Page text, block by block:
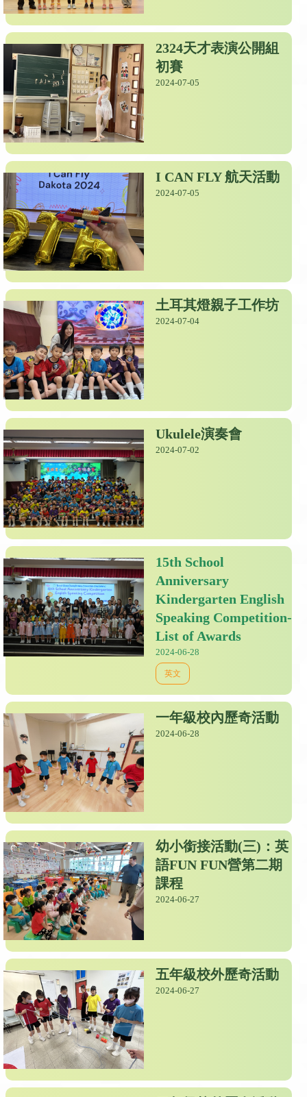
2324天才表演公開組
初賽
2024-07-05
I CAN FLY 航天活動
2024-07-05
土耳其燈親子工作坊
2024-07-04
Ukulele演奏會
2024-07-02
15th School
Anniversary
Kindergarten English
Speaking Competition-
List of Awards
2024-06-28
英文
一年級校內歷奇活動
2024-06-28
幼小銜接活動(三)：英
語FUN FUN營第二期
課程
2024-06-27
五年級校外歷奇活動
2024-06-27